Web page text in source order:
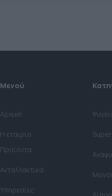
Μενού
Αρχική
Η εταιρία
Προϊόντα
Ανταλλακτικά
Υπηρεσίες